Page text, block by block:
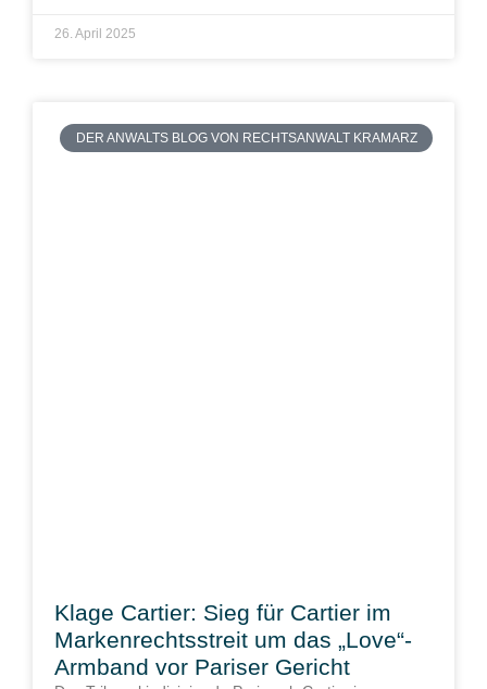
26. April 2025
DER ANWALTS BLOG VON RECHTSANWALT KRAMARZ
Klage Cartier: Sieg für Cartier im
Markenrechtsstreit um das „Love“-
Armband vor Pariser Gericht